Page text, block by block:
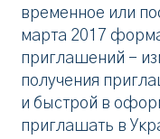
временное или
марта 2017
приглашений –
получения
и быстрой в
приглашать в